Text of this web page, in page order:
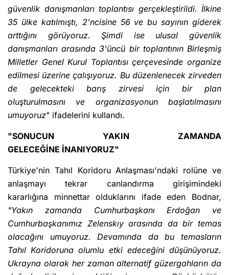
güvenlik danışmanları toplantısı gerçekleştirildi. İlkine
35 ülke katılmıştı, 2'ncisine 56 ve bu sayının giderek
arttığını görüyoruz. Şimdi ise ulusal güvenlik
danışmanları arasında 3'üncü bir toplantının Birleşmiş
Milletler Genel Kurul Toplantısı çerçevesinde organize
edilmesi üzerine çalışıyoruz. Bu düzenlenecek zirveden
de gelecekteki barış zirvesi için bir plan
oluşturulmasını ve organizasyonun başlatılmasını
umuyoruz" ifadelerini kullandı.
"SONUCUN YAKIN ZAMANDA
GELECEĞİNE İNANIYORUZ"
Türkiye'nin Tahıl Koridoru Anlaşması'ndaki rolüne ve
anlaşmayı tekrar canlandırma girişimindeki
kararlığına minnettar olduklarını ifade eden Bodnar,
"Yakın zamanda Cumhurbaşkanı Erdoğan ve
Cumhurbaşkanımız Zelenskıy arasında da bir temas
olacağını umuyoruz. Devamında da bu temasların
Tahıl Koridoruna olumlu etki edeceğini düşünüyoruz.
Ukrayna olarak her zaman alternatif güzergahların da